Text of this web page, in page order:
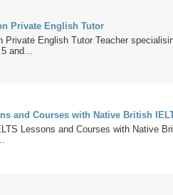
Private English Tutor
Private English Tutor Teacher
and...
and Courses with Native British
Lessons and Courses with Native